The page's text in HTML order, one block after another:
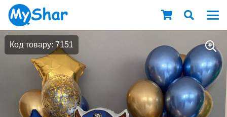
Код товару: 7151